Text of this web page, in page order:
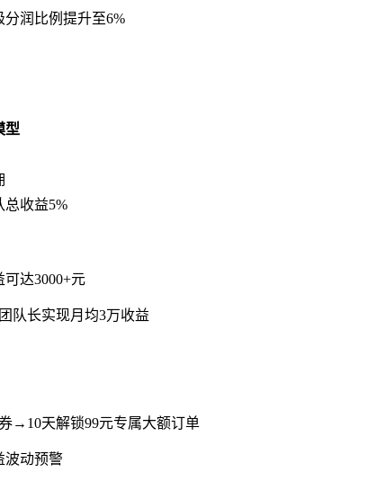
润比例提升至6%
型
总收益5%
达3000+元
队长实现月均3万收益
→10天解锁99元专属大额订单
波动预警